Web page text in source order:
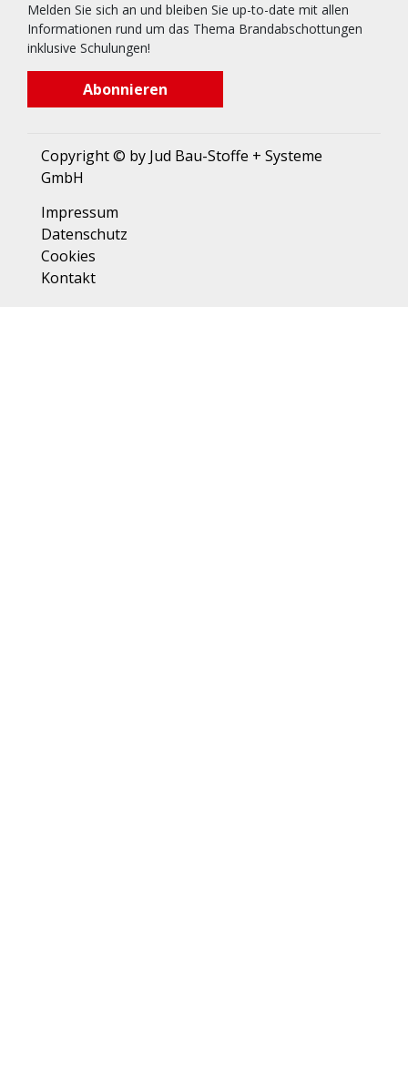
Melden Sie sich an und bleiben Sie up-to-date mit allen
Informationen rund um das Thema Brandabschottungen
inklusive Schulungen!
Abonnieren
Copyright © by Jud Bau-Stoffe + Systeme
GmbH
Impressum
Datenschutz
Cookies
Kontakt